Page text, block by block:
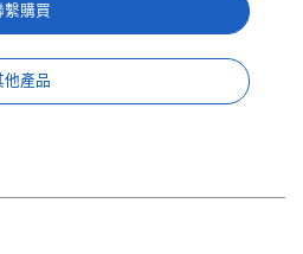
繫購買
他產品